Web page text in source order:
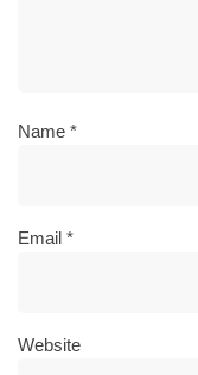
Name *
Email *
Website